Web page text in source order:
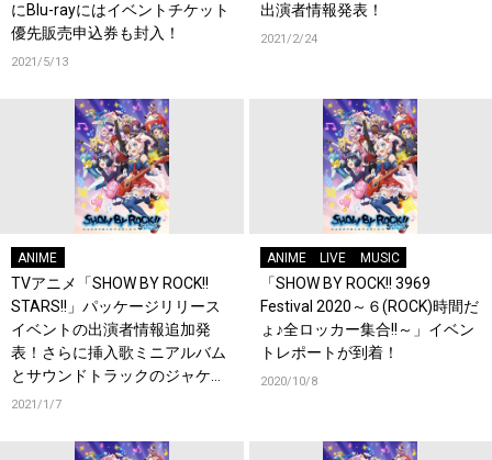
にBlu-rayにはイベントチケット
優先販売申込券も封入！
2021/5/13
出演者情報発表！
2021/2/24
ANIME
TVアニメ「SHOW BY ROCK!!
STARS!!」パッケージリリース
イベントの出演者情報追加発
表！さらに挿入歌ミニアルバム
とサウンドトラックのジャケッ
トも公開！
2021/1/7
ANIME LIVE MUSIC
「SHOW BY ROCK!! 3969
Festival 2020～６(ROCK)時間だ
ょ♪全ロッカー集合!!～」イベン
トレポートが到着！
2020/10/8